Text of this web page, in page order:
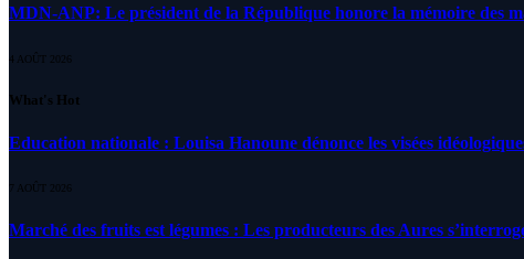
MDN-ANP: Le président de la République honore la mémoire des
4 AOÛT 2026
What's Hot
Education nationale : Louisa Hanoune dénonce les visées
7 AOÛT 2026
Marché des fruits est légumes : Les producteurs des Aures